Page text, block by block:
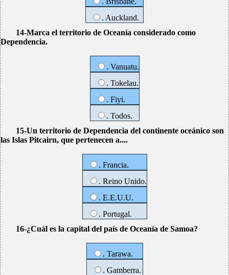
. Auckland.
14-Marca el territorio de Oceanía considerado como
Dependencia.
. Vanuatu.
. Tokelau.
. Fiyi.
. Todos.
15-Un territorio de Dependencia del continente oceánico son
las Islas Pitcairn, que pertenecen a....
. Francia.
. Reino Unido.
. E.E.U.U.
. Portugal.
16-¿Cuál es la capital del país de Oceanía de Samoa?
. Tarawa.
. Gamberra.